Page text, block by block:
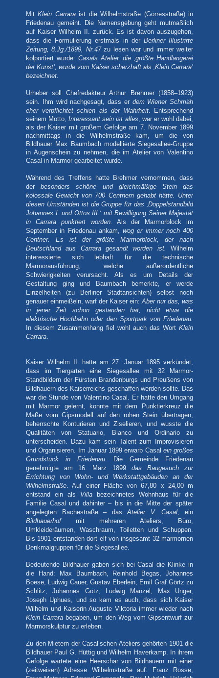
MitKlein Carraraist die Wilhelmstraße (Görresstraße) in
Friedenau gemeint. Die Namensgebung geht mutmaßlich
auf Kaiser Wilhelm II. zurück. Es ist davon auszugehen,
dass die Formulierung erstmals in der Berliner Illustrirte
Zeitung, 8.Jg./1899, Nr.47 zu lesen war und immer weiter
kolportiert wurde: Casals Atelier, die ‚größte Handlangerei
der Kunst‘, wurde vom Kaiser scherzhaft als ‚Klein Carrara’
bezeichnet.
Urheber soll Chefredakteur Arthur Brehmer (1858–1923)
sein. Ihm wird nachgesagt, dass er dem Wiener Schmäh
eher verpflichtet schien als der Wahrheit. Entsprechend
seinem Motto,Interessant sein ist alles, war er wohl dabei,
als der Kaiser mit großem Gefolge am 7. November 1899
nachmittags in die Wilhelmstraße kam, um die von
Bildhauer Max Baumbach modellierte Siegesallee-Gruppe
in Augenschein zu nehmen, die im Atelier von Valentino
Casal in Marmor gearbeitet wurde.
Während des Treffens hatte Brehmer vernommen, dass
derbesonders schöne und gleichmäßige Stein das
kolossale Gewicht von 700 Centnern gehabt hätte. Unter
diesen Umständen ist die Gruppe für das ‚Doppelstandbild
Johannes I. und Ottos III.‘ mit Bewilligung Seiner Majestät
in Carrara punktiert worden.
Als der Marmorblock im
September in Friedenau ankam, wog er immer noch 400
Centner. Es ist der größte Marmorblock, der nach
Deutschland aus Carrara gesandt worden ist.
Wilhelm
interessierte sich lebhaft für die technische
Marmorausführung, welche außerordentliche
Schwierigkeiten verursacht. Als es um Details der
Gestaltung ging und Baumbach bemerkte, er werde
Einzelheiten (zu Berliner Stadtansichten) selbst noch
genauer einmeißeln, warf der Kaiser ein: Aber nur das, was
in jener Zeit schon gestanden hat, nicht etwa die
elektrische Hochbahn oder den Sportpark von Friedenau.
In diesem Zusammenhang fiel wohl auch das Wort Klein
Carrara
Kaiser Wilhelm II. hatte am 27. Januar 1895 verkündet,
dass im Tiergarten eine Siegesallee mit 32 Marmor-
Standbildern der Fürsten Brandenburgs und Preußens von
Bildhauern des Kaiserreichs geschaffen werden sollte. Das
war die Stunde von Valentino Casal. Er hatte den Umgang
mit Marmor gelernt, konnte mit dem Punktierkreuz die
Maße vom Gipsmodell auf den rohen Stein übertragen,
beherrschte Konturieren und Ziselieren, und wusste die
Qualitäten von Statuario, Bianco und Ordinario zu
unterscheiden. Dazu kam sein Talent zum Improvisieren
und Organisieren. Im Januar 1899 erwarb Casal ein großes
Grundstück in Friedenau. Die Gemeinde Friedenau
genehmigte am 16. März 1899 das Baugesuch zur
Errichtung von Wohn- und Werkstattgebäuden an der
Wilhelmstraße . Auf einer Fläche von 67,80 x 24,00 m
entstand ein als Villa bezeichnetes Wohnhaus für die
Familie Casal und dahinter – bis in die Mitte der später
angelegten Bachestraße – dasAtelier V. Casal , ein
Bildhauerhofmit mehreren Ateliers, Büro,
Umkleideräumen, Waschraum, Toiletten und Schuppen.
Bis 1901 entstanden dort elf von insgesamt 32 marmornen
Denkmalgruppen für die Siegesallee.
Bedeutende Bildhauer gaben sich bei Casal die Klinke in
die Hand: Max Baumbach, Reinhold Begas, Johannes
Boese, Ludwig Cauer, Gustav Eberlein, Emil Graf Görtz zu
Schlitz, Johannes Götz, Ludwig Manzel, Max Unger,
Joseph Uphues, und so kam es auch, dass sich Kaiser
Wilhelm und Kaiserin Auguste Viktoria immer wieder nach
Klein Carrara begaben, um den Weg vom Gipsentwurf zur
Marmorskulptur zu erleben.
Zu den Mietern der Casal‘schen Ateliers gehörten 1901 die
Bildhauer Paul G. Hüttig und Wilhelm Haverkamp. In ihrem
Gefolge wartete eine Heerschar von Bildhauern mit einer
(zeitweisen) Adresse Wilhelmstraße auf: Franz Rosse,